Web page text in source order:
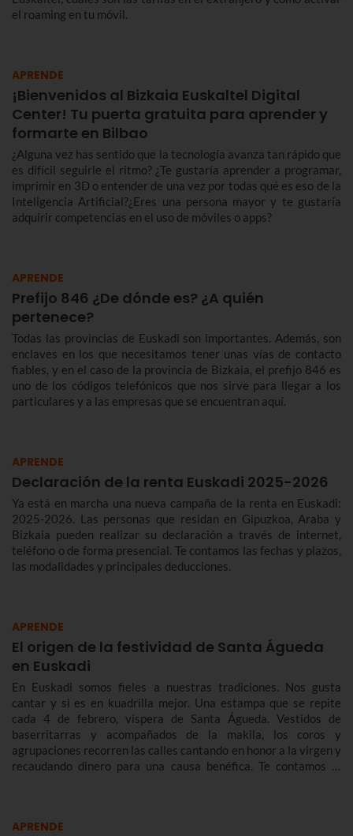
el roaming en tu móvil.
APRENDE
¡Bienvenidos al Bizkaia Euskaltel Digital
Center! Tu puerta gratuita para aprender y
formarte en Bilbao
¿Alguna vez has sentido que la tecnología avanza tan rápido que
es difícil seguirle el ritmo? ¿Te gustaría aprender a programar,
imprimir en 3D o entender de una vez por todas qué es eso de la
Inteligencia Artificial?¿Eres una persona mayor y te gustaría
adquirir competencias en el uso de móviles o apps?
APRENDE
Prefijo 846 ¿De dónde es? ¿A quién
pertenece?
Todas las provincias de Euskadi son importantes. Además, son
enclaves en los que necesitamos tener unas vías de contacto
fiables, y en el caso de la provincia de Bizkaia, el prefijo 846 es
uno de los códigos telefónicos que nos sirve para llegar a los
particulares y a las empresas que se encuentran aquí.
APRENDE
Declaración de la renta Euskadi 2025-2026
Ya está en marcha una nueva campaña de la renta en Euskadi:
2025-2026. Las personas que residan en Gipuzkoa, Araba y
Bizkaia pueden realizar su declaración a través de internet,
teléfono o de forma presencial. Te contamos las fechas y plazos,
las modalidades y principales deducciones.
APRENDE
El origen de la festividad de Santa Águeda
en Euskadi
En Euskadi somos fieles a nuestras tradiciones. Nos gusta
cantar y si es en kuadrilla mejor. Una estampa que se repite
cada 4 de febrero, víspera de Santa Águeda. Vestidos de
baserritarras y acompañados de la makila, los coros y
agrupaciones recorren las calles cantando en honor a la virgen y
recaudando dinero para una causa benéfica. Te contamos la
APRENDE